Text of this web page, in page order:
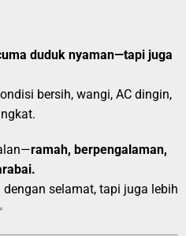
duduk nyaman—tapi juga
bersih, wangi, AC dingin,
ramah, berpengalaman,
selamat, tapi juga lebih